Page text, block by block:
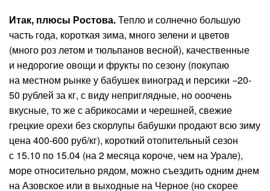
Итак, плюсы Ростова.Тепло и солнечно большую
часть года, короткая зима, много зелени и цветов
(много роз летом и тюльпанов весной), качественные
и недорогие овощи и фрукты по сезону (покупаю
на местном рынке у бабушек виноград и персики −20-
50 рублей за кг, с виду неприглядные, но ооочень
вкусные, то же с абрикосами и черешней, свежие
грецкие орехи без скорлупы бабушки продают всю зиму
цена 400-600 руб/кг), короткий отопительный сезон
с 15.10 по 15.04 (на 2 месяца короче, чем на Урале),
море относительно рядом, можно съездить одним днем
на Азовское или в выходные на Черное (но скорее